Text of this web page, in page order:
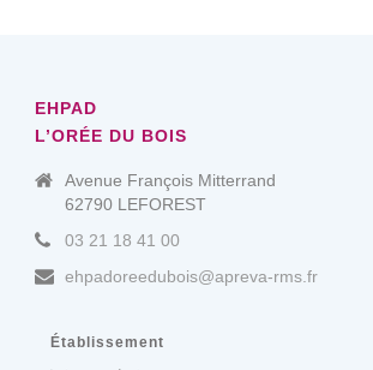
EHPAD
L’ORÉE DU BOIS
Avenue François Mitterrand
62790 LEFOREST
03 21 18 41 00
ehpadoreedubois@apreva-rms.fr
Établissement